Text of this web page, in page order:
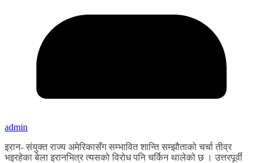
admin
इरान- संयुक्त राज्य अमेरिकासँग सम्भावित शान्ति सम्झौताको चर्चा तीव्र
भइरहेका बेला इरानभित्र त्यसको विरोध पनि चर्किन थालेको छ । उत्तरपूर्वी